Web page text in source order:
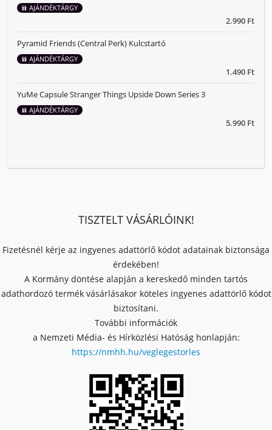
2.990 Ft
AJÁNDÉKTÁRGY
1.490 Ft
Pyramid Friends (Central Perk) Kulcstartó
AJÁNDÉKTÁRGY
5.990 Ft
YuMe Capsule Stranger Things Upside Down Series 3
AJÁNDÉKTÁRGY
TISZTELT VÁSÁRLÓINK!
Fizetésnél kérje az ingyenes adattörlő kódot adatainak biztonsága
érdekében!
A Kormány döntése alapján a kereskedő minden tartós
adathordozó termék vásárlásakor köteles ingyenes adattörlő kódot
biztosítani.
További információk
a Nemzeti Média- és Hírközlési Hatóság honlapján:
https://nmhh.hu/veglegestorles